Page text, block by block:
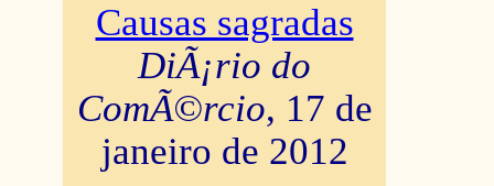
Causas sagradas
DiÃ¡rio do
ComÃ©rcio, 17 de
janeiro de 2012